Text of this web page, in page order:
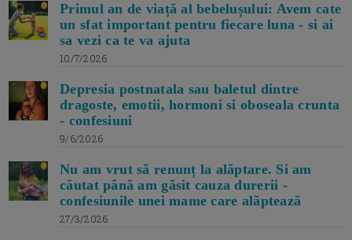
Primul an de viață al bebelușului: Avem cate
un sfat important pentru fiecare luna - si ai
sa vezi ca te va ajuta
10/7/2026
Depresia postnatala sau baletul dintre
dragoste, emotii, hormoni si oboseala crunta
- confesiuni
9/6/2026
Nu am vrut să renunț la alăptare. Si am
căutat până am găsit cauza durerii -
confesiunile unei mame care alăptează
27/3/2026